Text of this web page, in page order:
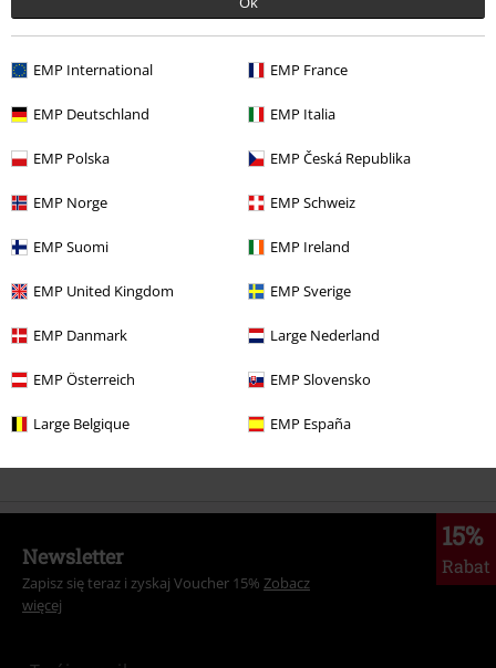
EMP International EMP France
EMP Deutschland EMP Italia
EMP Polska EMP Česká Republika
EMP Norge EMP Schweiz
EMP Suomi EMP Ireland
EMP United Kingdom EMP Sverige
EMP Danmark Large Nederland
EMP Österreich EMP Slovensko
Large Belgique EMP España
%
15%
Rabat
Newsletter
Zapisz się teraz i zyskaj Voucher 15% Zobacz
więcej